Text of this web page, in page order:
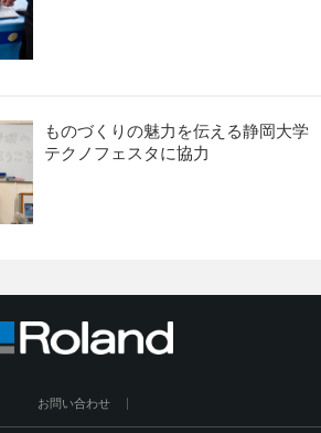
ものづくりの魅力を伝える静岡大学
テクノフェスタに協力
お問い合わせ